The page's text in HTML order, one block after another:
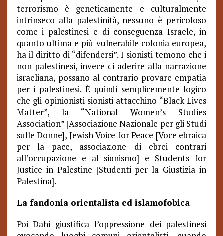
terrorismo è geneticamente e culturalmente
intrinseco alla palestinità, nessuno è pericoloso
come i palestinesi e di conseguenza Israele, in
quanto ultima e più vulnerabile colonia europea,
ha il diritto di “difendersi”. I sionisti temono che i
non palestinesi, invece di aderire alla narrazione
israeliana, possano al contrario provare empatia
per i palestinesi. È quindi semplicemente logico
che gli opinionisti sionisti attacchino “Black Lives
Matter”, la “National Women’s Studies
Association” [Associazione Nazionale per gli Studi
sulle Donne], Jewish Voice for Peace [Voce ebraica
per la pace, associazione di ebrei contrari
all’occupazione e al sionismo] e Students for
Justice in Palestine [Studenti per la Giustizia in
Palestina].
La fandonia orientalista ed islamofobica
Poi Dahi giustifica l’oppressione dei palestinesi